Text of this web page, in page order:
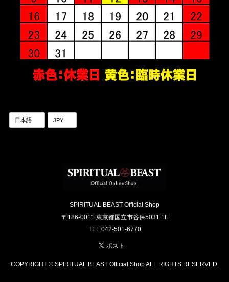
SPIRITUAL BEAST Official Shop
〒186-0011 東京都国立市谷保5031 1F
TEL:042-501-6770
COPYRIGHT © SPIRITUAL BEAST Official Shop ALL RIGHTS RESERVED.